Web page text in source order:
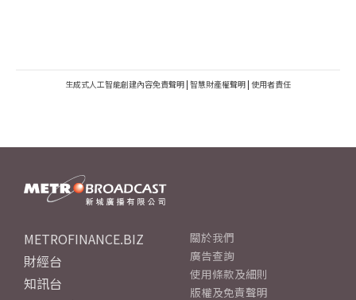
生成式人工智能創建內容免責聲明 | 智慧財產權聲明 | 使用者責任
METROFINANCE.BIZ
財經台
知訊台
關於我們
廣告查詢
使用條款及細則
版權及免責聲明